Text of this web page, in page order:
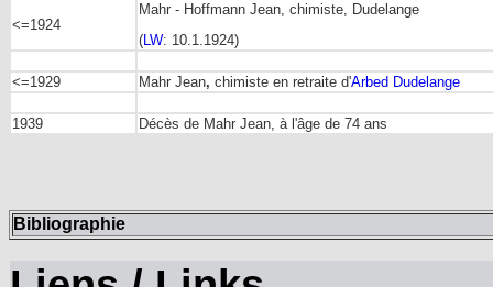
<=1924
Mahr - Hoffmann Jean, chimiste, Dudelange
(LW: 10.1.1924)
<=1929 Mahr Jean, chimiste en retraite d'Arbed Dudelange
1939 Décès de Mahr Jean, à l'âge de 74 ans
Bibliographie